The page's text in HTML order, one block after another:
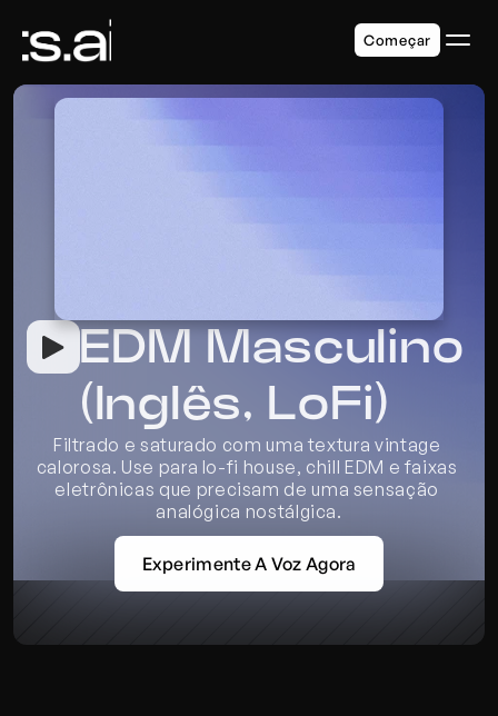
EDM Masculino
(Inglês, LoFi)
Filtrado e saturado com uma textura vintage
calorosa. Use para lo-fi house, chill EDM e faixas
eletrônicas que precisam de uma sensação
analógica nostálgica.
Experimente A Voz Agora
Começar